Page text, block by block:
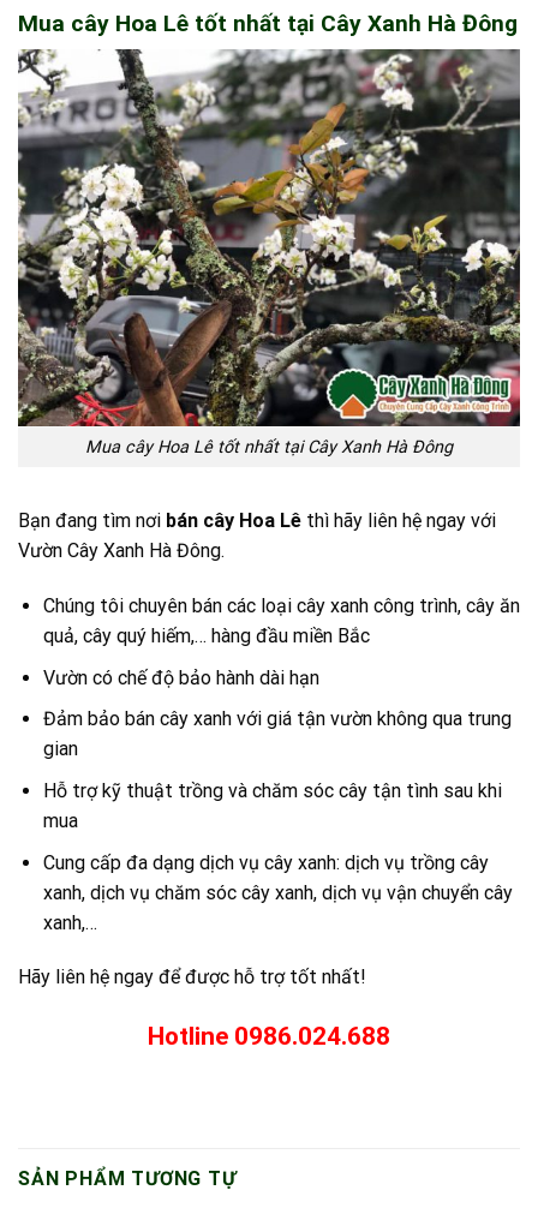
Mua cây Hoa Lê tốt nhất tại Cây Xanh Hà Đông
Mua cây Hoa Lê tốt nhất tại Cây Xanh Hà Đông
Bạn đang tìm nơi bán cây Hoa Lê thì hãy liên hệ ngay với
Vườn Cây Xanh Hà Đông.
Chúng tôi chuyên bán các loại cây xanh công trình, cây ăn
quả, cây quý hiếm,… hàng đầu miền Bắc
Vườn có chế độ bảo hành dài hạn
Đảm bảo bán cây xanh với giá tận vườn không qua trung
gian
Hỗ trợ kỹ thuật trồng và chăm sóc cây tận tình sau khi
mua
Cung cấp đa dạng dịch vụ cây xanh: dịch vụ trồng cây
xanh, dịch vụ chăm sóc cây xanh, dịch vụ vận chuyển cây
xanh,…
Hãy liên hệ ngay để được hỗ trợ tốt nhất!
Hotline 0986.024.688
SẢN PHẨM TƯƠNG TỰ